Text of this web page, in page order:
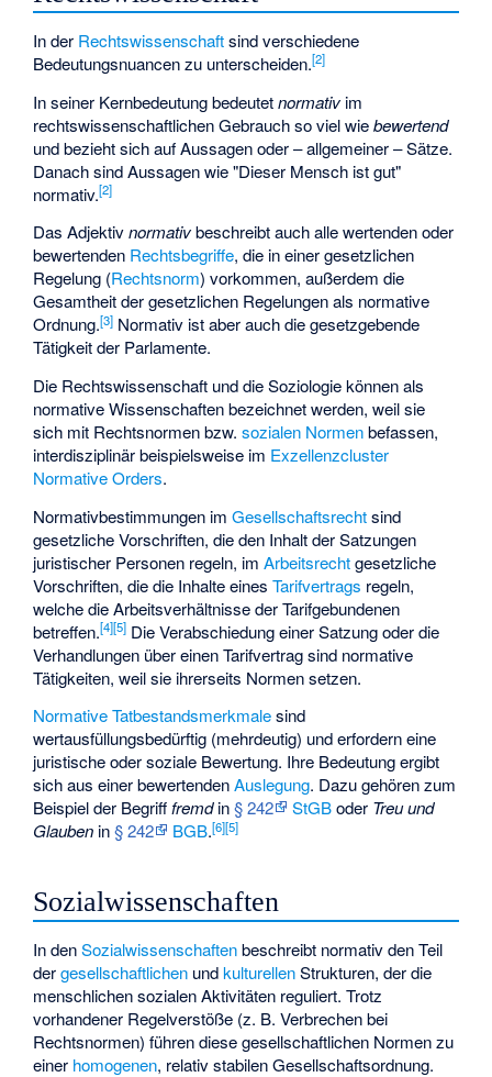
In der Rechtswissenschaftsind verschiedene
Bedeutungsnuancen zu unterscheiden.[2]
In seiner Kernbedeutung bedeutetnormativ im
rechtswissenschaftlichen Gebrauch so viel wiebewertend
und bezieht sich auf Aussagen oder – allgemeiner – Sätze.
Danach sind Aussagen wie "Dieser Mensch ist gut"
normativ.[2]
Das Adjektivnormativbeschreibt auch alle wertenden oder
bewertenden Rechtsbegriffe, die in einer gesetzlichen
Regelung (Rechtsnorm) vorkommen, außerdem die
Gesamtheit der gesetzlichen Regelungen als normative
Ordnung.[3] Normativ ist aber auch die gesetzgebende
Tätigkeit der Parlamente.
Die Rechtswissenschaft und die Soziologie können als
normative Wissenschaften bezeichnet werden, weil sie
sich mit Rechtsnormen bzw.sozialen Normenbefassen,
interdisziplinär beispielsweise im Exzellenzcluster
Normative Orders.
Normativbestimmungen imGesellschaftsrechtsind
gesetzliche Vorschriften, die den Inhalt der Satzungen
juristischer Personen regeln, imArbeitsrechtgesetzliche
Vorschriften, die die Inhalte einesTarifvertrags regeln,
welche die Arbeitsverhältnisse der Tarifgebundenen
betreffen.[4][5] Die Verabschiedung einer Satzung oder die
Verhandlungen über einen Tarifvertrag sind normative
Tätigkeiten, weil sie ihrerseits Normen setzen.
Normative Tatbestandsmerkmalesind
wertausfüllungsbedürftig (mehrdeutig) und erfordern eine
juristische oder soziale Bewertung. Ihre Bedeutung ergibt
sich aus einer bewertendenAuslegung. Dazu gehören zum
Beispiel der Begrifffremdin§ 242 StGBoder Treu und
Glauben in§ 242 BGB.[6][5]
Sozialwissenschaften
In denSozialwissenschaftenbeschreibt normativ den Teil
dergesellschaftlichen undkulturellenStrukturen, der die
menschlichen sozialen Aktivitäten reguliert. Trotz
vorhandener Regelverstöße (z. B. Verbrechen bei
Rechtsnormen) führen diese gesellschaftlichen Normen zu
einer homogenen, relativ stabilen Gesellschaftsordnung.